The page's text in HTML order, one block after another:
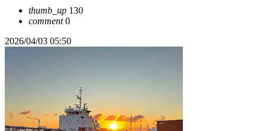
thumb_up 130
comment0
2026/04/03 05:50